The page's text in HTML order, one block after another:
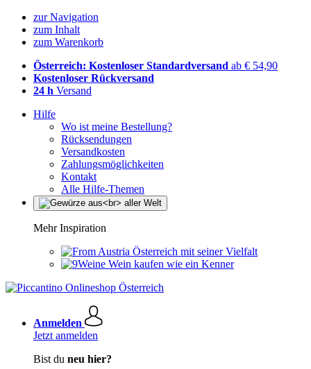
zur Navigation
zum Inhalt
zum Warenkorb
Österreich: Kostenloser Standardversand ab € 54,90
Kostenloser Rückversand
24 h Versand
Hilfe
Wo ist meine Bestellung?
Rücksendungen
Versandkosten
Zahlungsmöglichkeiten
Kontakt
Alle Hilfe-Themen
Mehr Inspiration
Österreich mit seiner Vielfalt
Wein kaufen wie ein Kenner
Anmelden
Jetzt anmelden
Bist du neu hier?